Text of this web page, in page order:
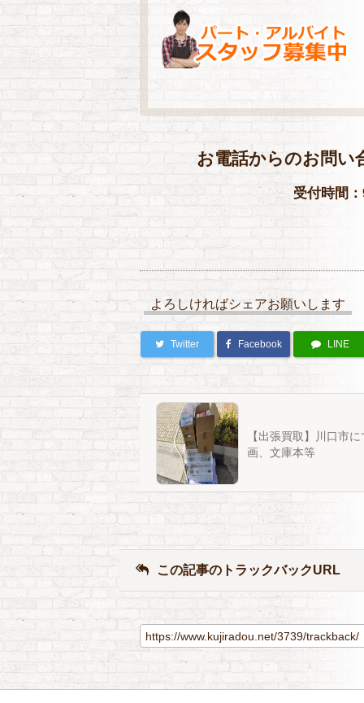
お電話からのお問い
受付時間
よろしければシェアお願いします
Twitter Facebook LINE
【出張買取】川口市
画、文庫本等
この記事のトラックバックURL